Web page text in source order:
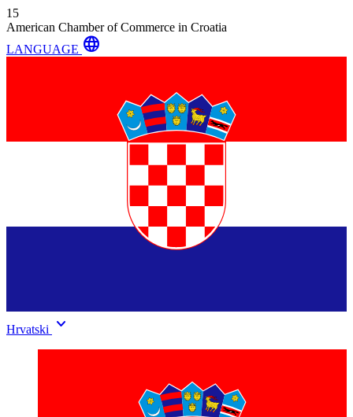
15
American Chamber of Commerce in Croatia
LANGUAGE language
Hrvatski keyboard_arrow_down